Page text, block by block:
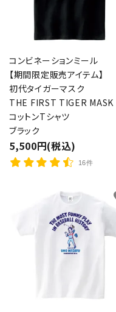
コンビネーションミール
【期間限定販売アイテム】
初代タイガーマスク
THE FIRST TIGER MASK
コットンTシャツ
ブラック
5,500円(税込)
16件